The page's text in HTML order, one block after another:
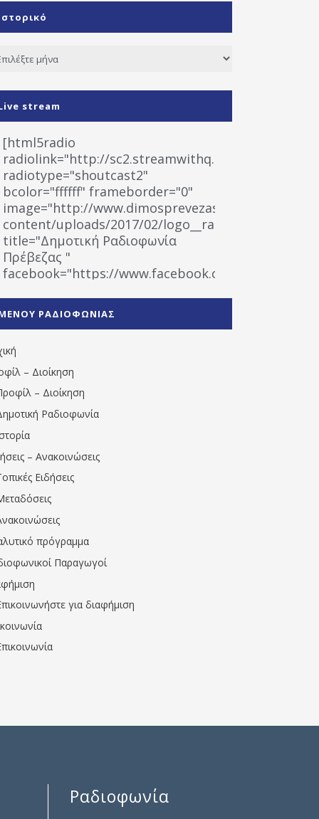
stream
[html5radio
radiolink="http://sc2.streamwithq.com:8028/
radiotype="shoutcast2"
bcolor="ffffff" frameborder="0"
image="http://www.dimosprevezas.gr/wp-
content/uploads/2017/02/logo__radiofonias.jpg"
title="Δημοτική Ραδιοφωνία
Πρέβεζας "
facebook="https://www.facebook.com/
1531194763766854/" artist="" ]
ΡΑΔΙΟΦΩΝΙΑΣ
– Διοίκηση
– Διοίκηση
Ραδιοφωνία
– Ανακοινώσεις
Ειδήσεις
πρόγραμμα
Παραγωγοί
για διαφήμιση
Ραδιοφωνία